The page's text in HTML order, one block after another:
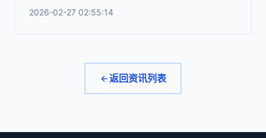
2026-02-27 02:55:14
返回资讯列表